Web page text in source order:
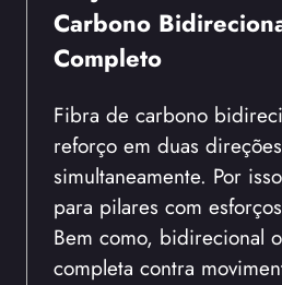
Carbono
Completo
Fibra de carbono
reforço em duas direções
simultaneamente. Por
para pilares com
Bem como, bidirecional
completa contra